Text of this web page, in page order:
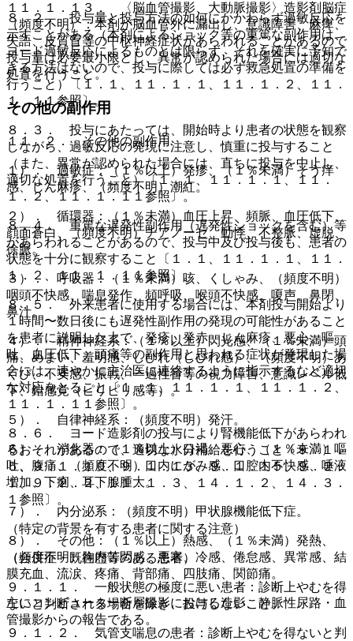
８．２． 投与量と投与方法の如何にかかわらず過敏反応を
示すことがある（本剤によるショック等の重篤な副作用は、
ヨード過敏反応によるものとは限らず、それを確実に予知で
きる方法はないので、投与に際しては必ず救急処置の準備を
行うこと）〔１．１、１１．１．１、１１．１．２、１１．
１．１１参照〕。
８．３． 投与にあたっては、開始時より患者の状態を観察
しながら、過敏反応の発現に注意し、慎重に投与すること
（また、異常が認められた場合には、直ちに投与を中止し、
適切な処置を行うこと）〔１．１、１１．１．１、１１．
１．２、１１．１．１１参照〕。
８．４． 重篤な遅発性副作用（遅発性ショックを含む）等
があらわれることがあるので、投与中及び投与後も、患者の
状態を十分に観察すること〔１．１、１１．１．１、１１．
１．２、１１．１．１１参照〕。
８．５． 外来患者に使用する場合には、本剤投与開始より
１時間〜数日後にも遅発性副作用の発現の可能性があること
を患者に説明した上で、発疹、発赤、じん麻疹、悪心、嘔
吐、血圧低下、頭痛等の副作用と思われる症状が発現した場
合には、速やかに主治医に連絡するように指示するなど適切
な対応をとること〔１．１、１１．１．１、１１．１．２、
１１．１．１１参照〕。
８．６． ヨード造影剤の投与により腎機能低下があらわれ
るおそれがあるので、適切な水分補給を行うこと〔９．１．
５、９．１．１０、９．１．１３、９．１．１５、９．２．
１、９．２．２、１１．１．３、１４．１．２、１４．３．
１参照〕。
（特定の背景を有する患者に関する注意）
（合併症・既往歴等のある患者）
９．１．１． 一般状態の極度に悪い患者：診断上やむを得
ないと判断される場合を除き、投与しないこと。
９．１．２． 気管支喘息の患者：診断上やむを得ないと判
１１．１．１３． 〈脳血管撮影、大動脈撮影〉造影剤脳症
（頻度不明）：本剤が脳血管外に漏出し、意識障害、麻痺、
失語、皮質盲等の中枢神経症状があらわれることがあるので
投与量は必要最小限とし、異常が認められた場合には適切な
処置を行うこと。
その他の副作用
１１．２． その他の副作用
１）． 過敏症：（１％以上）発疹、（１％未満）そう痒
感、じん麻疹、（頻度不明）潮紅。
２）． 循環器：（１％未満）血圧上昇、頻脈、血圧低下、
顔面蒼白、（頻度不明）チアノーゼ、動悸、不整脈、虚脱、
徐脈。
３）． 呼吸器：（１％未満）咳、くしゃみ、（頻度不明）
咽頭不快感、喘息発作、頻呼吸、喉頭不快感、嗄声、鼻閉、
鼻汁。
４）． 精神神経系：（１％以上）閃光感、（１％未満）頭
痛、めまい、羞明感、しびれ（しびれ感）、（頻度不明）あ
くび、不安感、振戦、一過性盲等の視力障害、意識レベル低
下、錯感覚（ピリピリ感等）。
５）． 自律神経系：（頻度不明）発汗。
６）． 消化器：（１％以上）口渇、悪心、（１％未満）嘔
吐、腹痛、（頻度不明）口内にがみ感、口腔内不快感、唾液
増加、下痢、耳下腺腫大。
７）． 内分泌系：（頻度不明）甲状腺機能低下症。
８）． その他：（１％以上）熱感、（１％未満）発熱、
（頻度不明）胸内苦悶感、悪寒、冷感、倦怠感、異常感、結
膜充血、流涙、疼痛、背部痛、四肢痛、関節痛。
主にコンピューター断層撮影における造影、静脈性尿路・血
管撮影からの報告である。